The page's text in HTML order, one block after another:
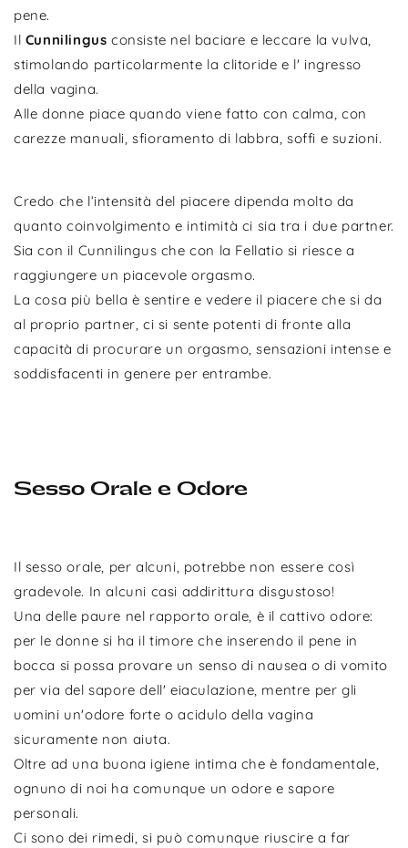
pene.
Il Cunnilingusconsiste nel baciare e leccare la vulva,
stimolando particolarmente la clitoride e l' ingresso
della vagina.
Alle donne piace quando viene fatto con calma, con
carezze manuali, sfioramento di labbra, soffi e suzioni.
Credo che l’intensità del piacere dipenda molto da
quanto coinvolgimento e intimità ci sia tra i due partner.
Sia con il Cunnilingus che con la Fellatio si riesce a
raggiungere un piacevole orgasmo.
La cosa più bella è sentire e vedere il piacere che si da
al proprio partner, ci si sente potenti di fronte alla
capacità di procurare un orgasmo, sensazioni intense e
soddisfacenti in genere per entrambe.
Sesso Orale e Odore
Il sesso orale, per alcuni, potrebbe non essere così
gradevole. In alcuni casi addirittura disgustoso!
Una delle paure nel rapporto orale, è il cattivo odore:
per le donne si ha il timore che inserendo il pene in
bocca si possa provare un senso di nausea o di vomito
per via del sapore dell' eiaculazione, mentre per gli
uomini un'odore forte o acidulo della vagina
sicuramente non aiuta.
Oltre ad una buona igiene intima che è fondamentale,
ognuno di noi ha comunque un odore e sapore
personali.
Ci sono dei rimedi, si può comunque riuscire a far